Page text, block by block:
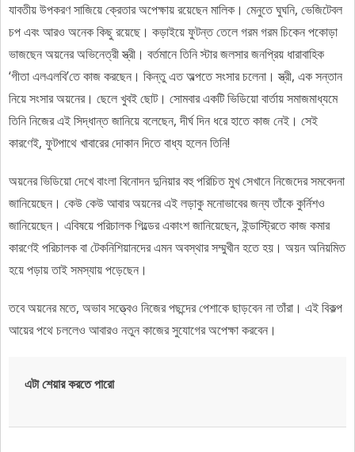
যাবতীয় উপকরণ সাজিয়ে ক্রেতার অপেক্ষায় রয়েছেন মালিক। মেনুতে ঘুঘনি, ভেজিটেবল
চপ এবং আরও অনেক কিছু রয়েছে। কড়াইয়ে ফুটন্ত তেলে গরম গরম চিকেন পকোড়া
ভাজছেন অয়নের অভিনেত্রী স্ত্রী। বর্তমানে তিনি স্টার জলসার জনপ্রিয় ধারাবাহিক
‘গীতা এলএলবি’তে কাজ করছেন। কিন্তু এত অল্পতে সংসার চলেনা। স্ত্রী, এক সন্তান
নিয়ে সংসার অয়নের। ছেলে খুবই ছোট। সোমবার একটি ভিডিয়ো বার্তায় সমাজমাধ্যমে
তিনি নিজের এই সিদ্ধান্ত জানিয়ে বলেছেন, দীর্ঘ দিন ধরে হাতে কাজ নেই। সেই
কারণেই, ফুটপাথে খাবারের দোকান দিতে বাধ্য হলেন তিনি!
অয়নের ভিডিয়ো দেখে বাংলা বিনোদন দুনিয়ার বহু পরিচিত মুখ সেখানে নিজেদের সমবেদনা
জানিয়েছেন। কেউ কেউ আবার অয়নের এই লড়াকু মনোভাবের জন্য তাঁকে কুর্নিশও
জানিয়েছেন। এবিষয়ে পরিচালক গিল্ডের একাংশ জানিয়েছেন, ইন্ডাস্ট্রিতে কাজ কমার
কারণেই পরিচালক বা টেকনিশিয়ানদের এমন অবস্থার সম্মুখীন হতে হয়। অয়ন অনিয়মিত
হয়ে পড়ায় তাই সমস্যায় পড়েছেন।
তবে অয়নের মতে, অভাব সত্ত্বেও নিজের পছন্দের পেশাকে ছাড়বেন না তাঁরা। এই বিকল্প
আয়ের পথে চললেও আবারও নতুন কাজের সুযোগের অপেক্ষা করবেন।
এটা শেয়ার করতে পারো